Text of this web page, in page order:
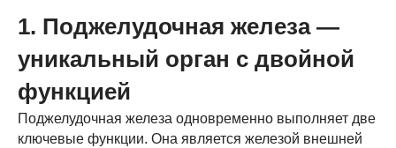
1. Поджелудочная железа —
уникальный орган с двойной
функцией
Поджелудочная железа одновременно выполняет две
ключевые функции. Она является железой внешней